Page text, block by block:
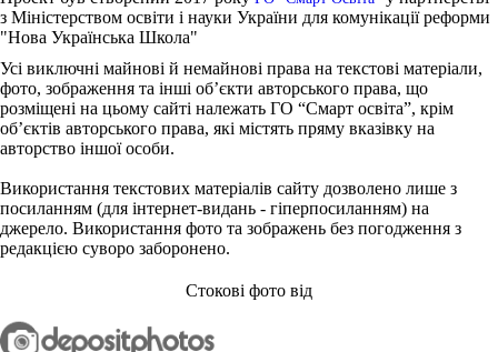
з Міністерством освіти і науки України для комунікації реформи
"Нова Українська Школа"
Усі виключні майнові й немайнові права на текстові матеріали,
фото, зображення та інші об’єкти авторського права, що
розміщені на цьому сайті належать ГО “Смарт освіта”, крім
об’єктів авторського права, які містять пряму вказівку на
авторство іншої особи.
Використання текстових матеріалів сайту дозволено лише з
посиланням (для інтернет-видань - гіперпосиланням) на
джерело. Використання фото та зображень без погодження з
редакцією суворо заборонено.
Стокові фото від